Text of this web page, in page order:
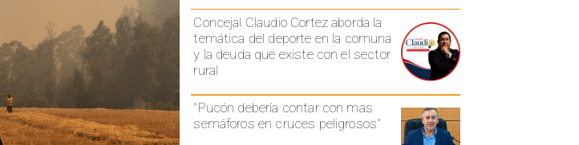
Concejal Claudio Cortez aborda la
temática del deporte en la comuna
y la deuda que existe con el sector
rural
"Pucón debería contar con mas
semáforos en cruces peligrosos"